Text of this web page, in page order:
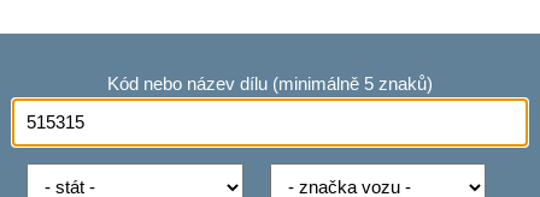
Kód nebo název dílu (minimálně 5 znaků)